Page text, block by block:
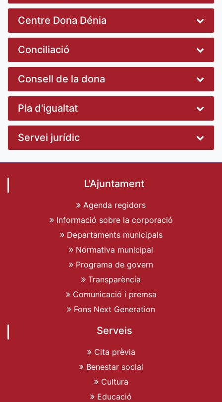
Centre Dona Dénia
Conciliació
Consell de la dona
Pla d'igualtat
Servei jurídic
L'Ajuntament
Agenda regidors
Informació sobre la corporació
Departaments municipals
Normativa municipal
Programa de govern
Transparència
Comunicació i premsa
Fons Next Generation
Serveis
Cita prèvia
Benestar social
Cultura
Educació